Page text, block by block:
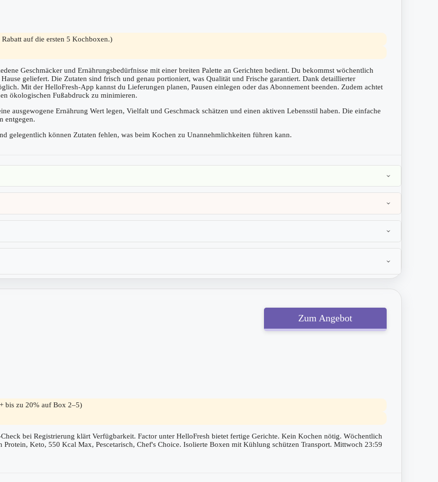
auf die ersten 5 Kochboxen.)
Geschmäcker und Ernährungsbedürfnisse mit einer breiten Palette an Gerichten bedient. Du bekommst wöchentlich
geliefert. Die Zutaten sind frisch und genau portioniert, was Qualität und Frische garantiert. Dank detaillierter
Mit der HelloFresh-App kannst du Lieferungen planen, Pausen einlegen oder das Abonnement beenden. Zudem achtet
ökologischen Fußabdruck zu minimieren.
ausgewogene Ernährung Wert legen, Vielfalt und Geschmack schätzen und einen aktiven Lebensstil haben. Die einfache
entgegen.
gelegentlich können Zutaten fehlen, was beim Kochen zu Unannehmlichkeiten führen kann.
Zum Angebot
bis zu 20% auf Box 2–5)
bei Registrierung klärt Verfügbarkeit. Factor unter HelloFresh bietet fertige Gerichte. Kein Kochen nötig. Wöchentlich
Keto, 550 Kcal Max, Pescetarisch, Chef's Choice. Isolierte Boxen mit Kühlung schützen Transport. Mittwoch 23:59